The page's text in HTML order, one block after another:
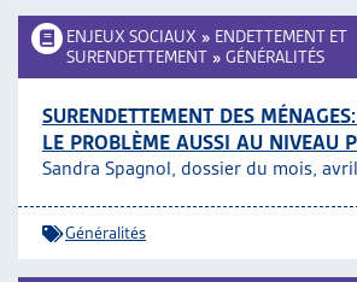
ENJEUX SOCIAUX » ENDETTEMENT ET
SURENDETTEMENT » GÉNÉRALITÉS
SURENDETTEMENT DES
LE PROBLÈME AUSSI AU NIVEAU
Sandra Spagnol, dossier du mois,
Généralités